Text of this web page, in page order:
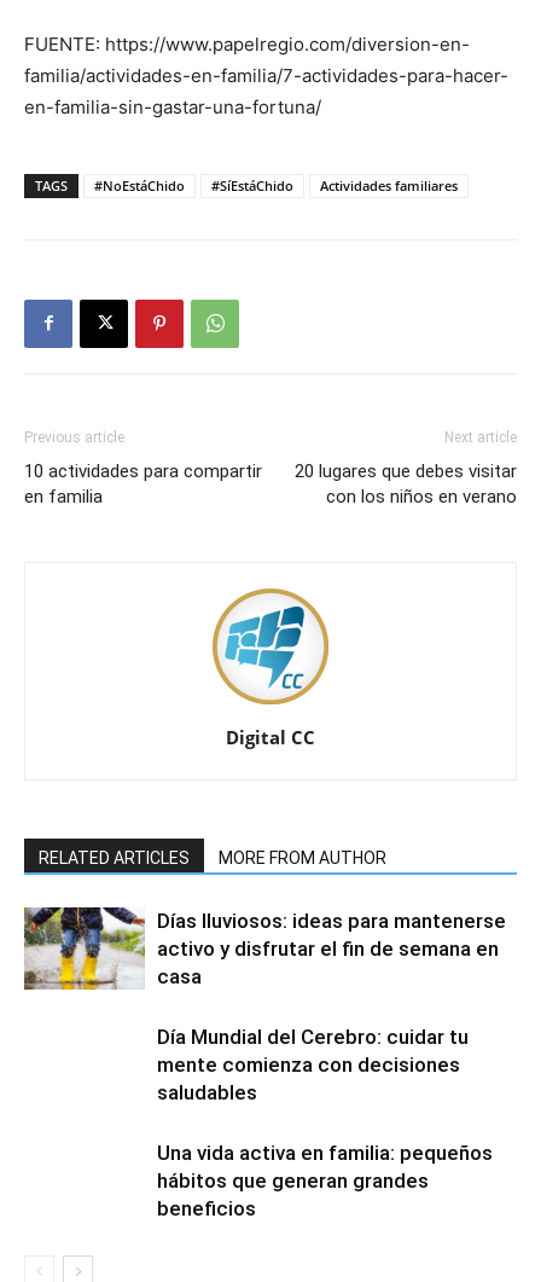
FUENTE: https://www.papelregio.com/diversion-en-
familia/actividades-en-familia/7-actividades-para-hacer-
en-familia-sin-gastar-una-fortuna/
TAGS #NoEstáChido #SíEstáChido Actividades familiares
Previous article
10 actividades para compartir
en familia
Next article
20 lugares que debes visitar
con los niños en verano
Digital CC
RELATED ARTICLES MORE FROM AUTHOR
Días lluviosos: ideas para mantenerse
activo y disfrutar el fin de semana en
casa
Día Mundial del Cerebro: cuidar tu
mente comienza con decisiones
saludables
Una vida activa en familia: pequeños
hábitos que generan grandes
beneficios